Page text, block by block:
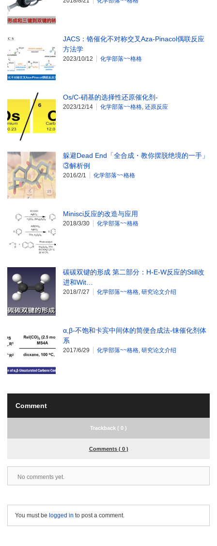
JACS：铬催化不对称交叉Aza-Pinacol偶联反应
方法学
2023/10/12 化学部落~~格格
Os/C-硝基的选择性还原催化剂-
2023/12/14 化学部落~~格格, 还原反应
躲避Dead End「全合成・教你摆脱绝境的一手」
③解析例
2016/2/1 化学部落~~格格
Minisci反应的改造与应用
2018/3/30 化学部落~~格格
碳碳双键的形成 第二部分：H-E-W反应的Still改
进和Wit…
2018/7/27 化学部落~~格格, 研究论文介绍
α,β-不饱和卡宾中间体的简便合成法-铼催化剂体
系
2017/6/29 化学部落~~格格, 研究论文介绍
Comment
Trackback ( 0 )
Comments ( 0 )
No comments yet.
You must be logged in to post a comment.